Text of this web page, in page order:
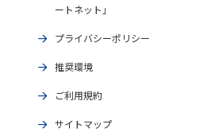
ートネット」
プライバシーポリシー
推奨環境
ご利用規約
サイトマップ